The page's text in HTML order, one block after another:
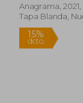
Anagrama, 2021,
Tapa Blanda,